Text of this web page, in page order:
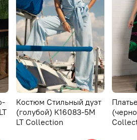
Костюм Стильный дуэт
(голубой) К16083-5М
LT Collection